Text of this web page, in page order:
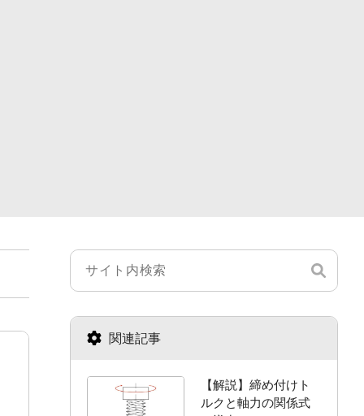
関連記事
【解説】締め付けト
ルクと軸力の関係式